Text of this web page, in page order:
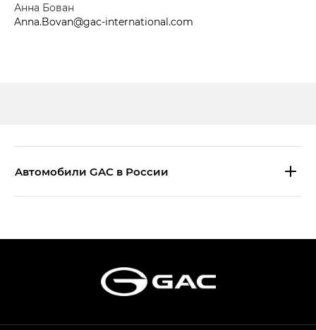
Анна Бован
Anna.Bovan@gac-international.com
Aвтомобили GAC в России
Эс Икс ПРЕМИУМ — SX PREMIUM
S7 — Эс 7 (S7) в комплектациях
Эс Икс ПРЕМИУМ — SX PREMIUM, Эс Тэ — ST
в комплектации Экс ПРЕМИУМ — EX PREMIUM